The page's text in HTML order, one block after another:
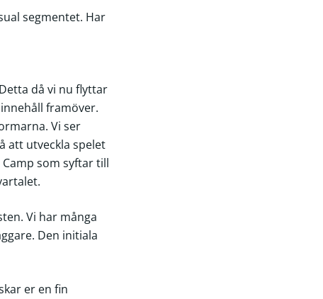
segmentet. Har
då vi nu flyttar
framöver.
Vi ser
att utveckla spelet
som syftar till
Vi har många
Den initiala
er en fin